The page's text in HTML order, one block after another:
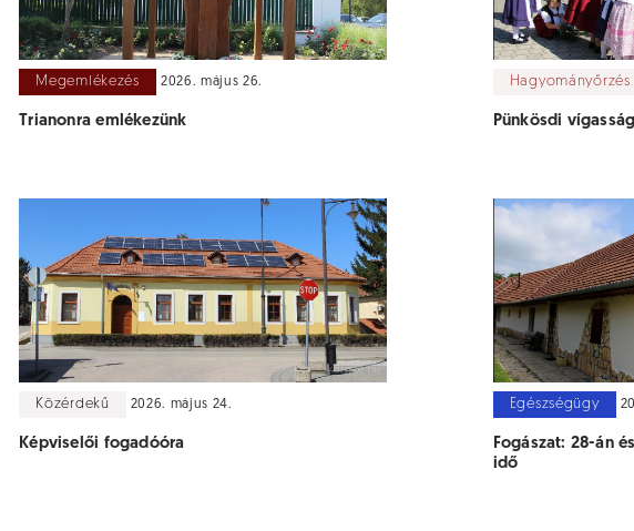
Megemlékezés 2026. május 26.
Trianonra emlékezünk
Hagyományőrzés
Pünkösdi
Közérdekű 2026. május 24.
Képviselői fogadóóra
Egészségügy
Fogászat: 28-án
idő